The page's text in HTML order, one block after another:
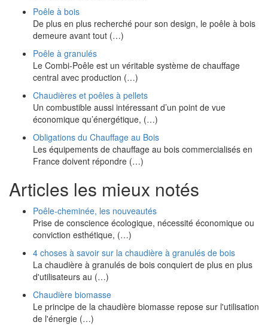
Poêle à bois
De plus en plus recherché pour son design, le poêle à bois
demeure avant tout (…)
Poêle à granulés
Le Combi-Poêle est un véritable système de chauffage
central avec production (…)
Chaudières et poêles à pellets
Un combustible aussi intéressant d’un point de vue
économique qu’énergétique, (…)
Obligations du Chauffage au Bois
Les équipements de chauffage au bois commercialisés en
France doivent répondre (…)
Articles les mieux notés
Poêle-cheminée, les nouveautés
Prise de conscience écologique, nécessité économique ou
conviction esthétique, (…)
4 choses à savoir sur la chaudière à granulés de bois
La chaudière à granulés de bois conquiert de plus en plus
d'utilisateurs au (…)
Chaudière biomasse
Le principe de la chaudière biomasse repose sur l'utilisation
de l'énergie (…)